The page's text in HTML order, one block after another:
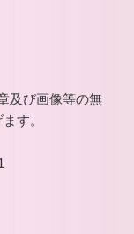
及び画像等の無
す。